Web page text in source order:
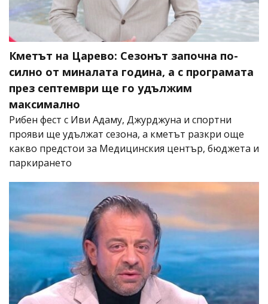
Кметът на Царево: Сезонът започна по-
силно от миналата година, а с програмата
през септември ще го удължим
максимално
Рибен фест с Иви Адаму, Джурджуна и спортни
прояви ще удължат сезона, а кметът разкри още
какво предстои за Медицинския център, бюджета и
паркирането